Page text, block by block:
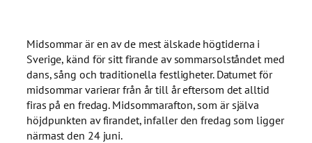
Midsommar är en av de mest älskade högtiderna i
Sverige, känd för sitt firande av sommarsolståndet med
dans, sång och traditionella festligheter. Datumet för
midsommar varierar från år till år eftersom det alltid
firas på en fredag. Midsommarafton, som är själva
höjdpunkten av firandet, infaller den fredag som ligger
närmast den 24 juni.